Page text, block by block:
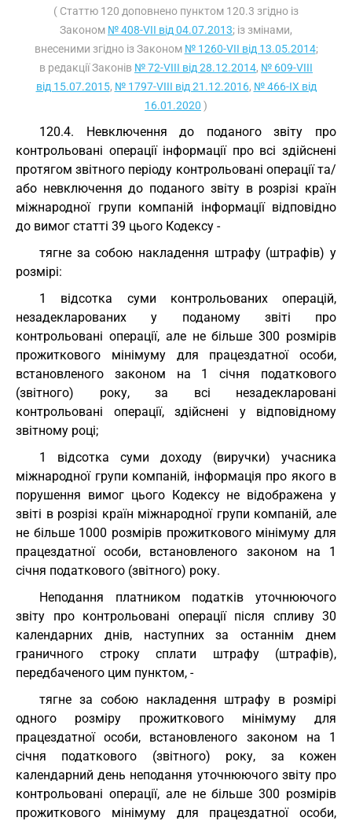
( Статтю 120 доповнено пунктом 120.3 згідно із
Законом № 408-VII від 04.07.2013; із змінами,
внесеними згідно із Законом № 1260-VII від 13.05.2014;
в редакції Законів № 72-VIII від 28.12.2014, № 609-VIII
від 15.07.2015, № 1797-VIII від 21.12.2016, № 466-IX від
16.01.2020 )
120.4. Невключення до поданого звіту про
контрольовані операції інформації про всі здійснені
протягом звітного періоду контрольовані операції та/
або невключення до поданого звіту в розрізі країн
міжнародної групи компаній інформації відповідно
до вимог статті 39 цього Кодексу -
тягне за собою накладення штрафу (штрафів) у
розмірі:
1 відсотка суми контрольованих операцій,
незадекларованих у поданому звіті про
контрольовані операції, але не більше 300 розмірів
прожиткового мінімуму для працездатної особи,
встановленого законом на 1 січня податкового
(звітного) року, за всі незадекларовані
контрольовані операції, здійснені у відповідному
звітному році;
1 відсотка суми доходу (виручки) учасника
міжнародної групи компаній, інформація про якого в
порушення вимог цього Кодексу не відображена у
звіті в розрізі країн міжнародної групи компаній, але
не більше 1000 розмірів прожиткового мінімуму для
працездатної особи, встановленого законом на 1
січня податкового (звітного) року.
Неподання платником податків уточнюючого
звіту про контрольовані операції після спливу 30
календарних днів, наступних за останнім днем
граничного строку сплати штрафу (штрафів),
передбаченого цим пунктом, -
тягне за собою накладення штрафу в розмірі
одного розміру прожиткового мінімуму для
працездатної особи, встановленого законом на 1
січня податкового (звітного) року, за кожен
календарний день неподання уточнюючого звіту про
контрольовані операції, але не більше 300 розмірів
прожиткового мінімуму для працездатної особи,